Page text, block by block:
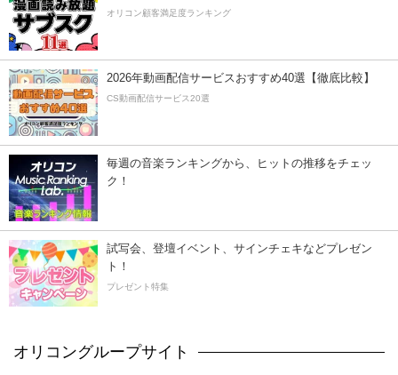
オリコン顧客満足度ランキング
2026年動画配信サービスおすすめ40選【徹底比較】
CS動画配信サービス20選
毎週の音楽ランキングから、ヒットの推移をチェッ
ク！
試写会、登壇イベント、サインチェキなどプレゼン
ト！
プレゼント特集
オリコングループサイト